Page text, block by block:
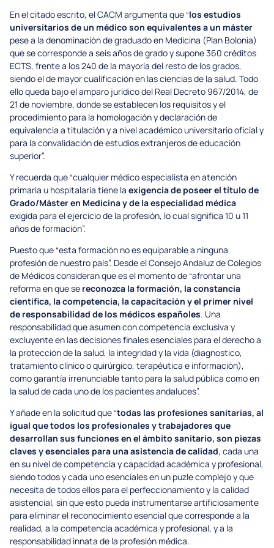
En el citado escrito, el CACM argumenta que “los estudios
universitarios de un médico son equivalentes a un máster
pese a la denominación de graduado en Medicina (Plan Bolonia)
que se corresponde a seis años de grado y supone 360 créditos
ECTS, frente a los 240 de la mayoría del resto de los grados,
siendo el de mayor cualificación en las ciencias de la salud. Todo
ello queda bajo el amparo jurídico del Real Decreto 967/2014, de
21 de noviembre, donde se establecen los requisitos y el
procedimiento para la homologación y declaración de
equivalencia a titulación y a nivel académico universitario oficial y
para la convalidación de estudios extranjeros de educación
superior”.
Y recuerda que “cualquier médico especialista en atención
primaria u hospitalaria tiene la exigencia de poseer el título de
Grado/Máster en Medicina y de la especialidad médica
exigida para el ejercicio de la profesión, lo cual significa 10 u 11
años de formación”.
Puesto que “esta formación no es equiparable a ninguna
profesión de nuestro país”. Desde el Consejo Andaluz de Colegios
de Médicos consideran que es el momento de “afrontar una
reforma en que se reconozca la formación, la constancia
científica, la competencia, la capacitación y el primer nivel
de responsabilidad de los médicos españoles. Una
responsabilidad que asumen con competencia exclusiva y
excluyente en las decisiones finales esenciales para el derecho a
la protección de la salud, la integridad y la vida (diagnostico,
tratamiento clínico o quirúrgico, terapéutica e información),
como garantía irrenunciable tanto para la salud pública como en
la salud de cada uno de los pacientes andaluces”.
Y añade en la solicitud que “todas las profesiones sanitarias, al
igual que todos los profesionales y trabajadores que
desarrollan sus funciones en el ámbito sanitario, son piezas
claves y esenciales para una asistencia de calidad, cada una
en su nivel de competencia y capacidad académica y profesional,
siendo todos y cada uno esenciales en un puzle complejo y que
necesita de todos ellos para el perfeccionamiento y la calidad
asistencial, sin que esto pueda instrumentarse artificiosamente
para eliminar el reconocimiento esencial que corresponde a la
realidad, a la competencia académica y profesional, y a la
responsabilidad innata de la profesión médica.